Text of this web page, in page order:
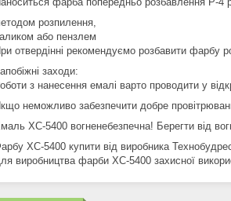
розпилення,
або пензлем
отвердінні рекомендуємо розбавити фарбу
заходи:
з нанесення емалі варто проводити у
неможливо забезпечити добре
ХС-5400 вогненебезпечна! Берегти від
ХС-5400 купити від виробника
виробництва фарби ХС-5400 захисної